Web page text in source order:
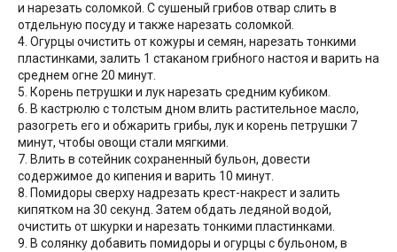
и нарезать соломкой. С сушеный грибов отвар слить в
отдельную посуду и также нарезать соломкой.
4. Огурцы очистить от кожуры и семян, нарезать тонкими
пластинками, залить 1 стаканом грибного настоя и варить на
среднем огне 20 минут.
5. Корень петрушки и лук нарезать средним кубиком.
6. В кастрюлю с толстым дном влить растительное масло,
разогреть его и обжарить грибы, лук и корень петрушки 7
минут, чтобы овощи стали мягкими.
7. Влить в сотейник сохраненный бульон, довести
содержимое до кипения и варить 10 минут.
8. Помидоры сверху надрезать крест-накрест и залить
кипятком на 30 секунд. Затем обдать ледяной водой,
очистить от шкурки и нарезать тонкими пластинками.
9. В солянку добавить помидоры и огурцы с бульоном, в